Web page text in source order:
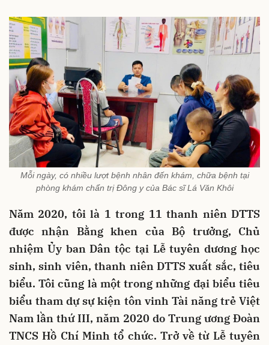
Mỗi ngày, có nhiều lượt bệnh nhân đến khám, chữa bệnh tại
phòng khám chẩn trị Đông y của Bác sĩ Lá Văn Khôi
Năm 2020, tôi là 1 trong 11 thanh niên DTTS
được nhận Bằng khen của Bộ trưởng, Chủ
nhiệm Ủy ban Dân tộc tại Lễ tuyên dương học
sinh, sinh viên, thanh niên DTTS xuất sắc, tiêu
biểu. Tôi cũng là một trong những đại biểu tiêu
biểu tham dự sự kiện tôn vinh Tài năng trẻ Việt
Nam lần thứ III, năm 2020 do Trung ương Đoàn
TNCS Hồ Chí Minh tổ chức. Trở về từ Lễ tuyên